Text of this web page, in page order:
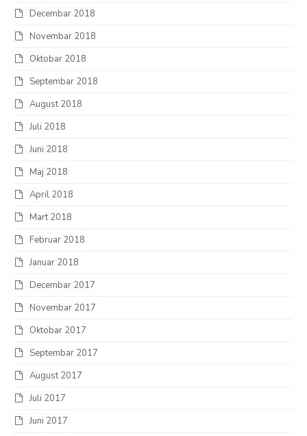
Decembar 2018
Novembar 2018
Oktobar 2018
Septembar 2018
August 2018
Juli 2018
Juni 2018
Maj 2018
April 2018
Mart 2018
Februar 2018
Januar 2018
Decembar 2017
Novembar 2017
Oktobar 2017
Septembar 2017
August 2017
Juli 2017
Juni 2017